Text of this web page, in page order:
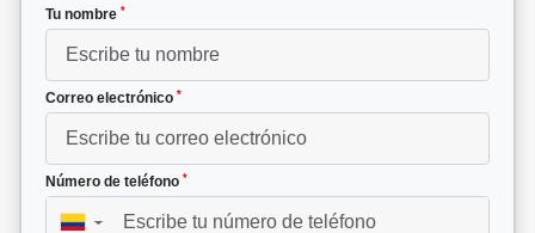
Tu nombre *
Correo electrónico *
Número de teléfono *
▼